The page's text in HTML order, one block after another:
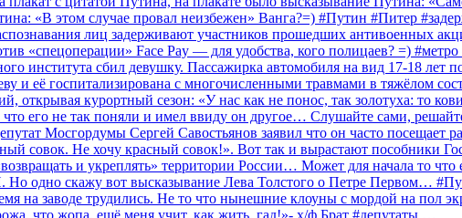
«В этом случае провал неизбежен» Ванга?=) #Путин #Питер
лиц задерживают участников прошедших антивоенных
«спецоперации» Face Pay — для удобства, кого полицаев? =)
института сбил девушку. Пассажирка автомобиля на вид 17-18
и её госпитализирована с многочисленными травмами в тяжёлом
курортный сезон: «У нас как не понос, так золотуха: то
что его не так поняли и имел ввиду он другое… Слушайте сами,
Мосгордумы Сергей Савостьянов заявил что он часто посещает
совок. Не хочу красный совок!». Вот так и вырастают пособники
и укреплять» территории России… Может для начала то
Но одно скажу вот высказывание Лева Толстого о Петре Первом…
на заводе трудились. Не то что нынешние клоуны с мордой на пол
что жопа, ещё меня учит, как жить, гад!»- х/ф Брат #депутаты …